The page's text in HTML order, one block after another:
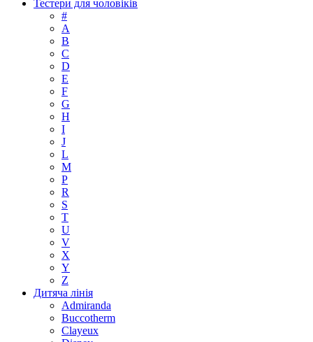
Тестери для чоловіків
#
A
B
C
D
E
F
G
H
I
J
L
M
P
R
S
T
U
V
X
Y
Z
Дитяча лінія
Admiranda
Buccotherm
Clayeux